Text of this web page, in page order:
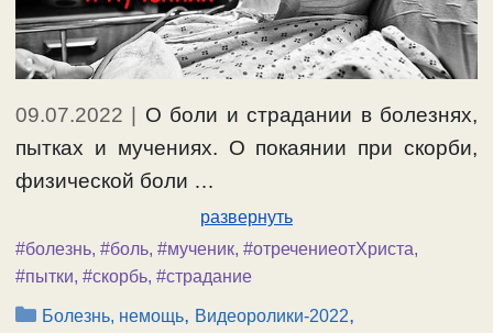
09.07.2022
О боли и страдании в болезнях,
пытках и мучениях. О покаянии при скорби,
физической боли …
развернуть
#болезнь, #боль, #мученик, #отречениеотХриста,
#пытки, #скорбь, #страдание
Рубрики
Болезнь, немощь, Видеоролики-2022,